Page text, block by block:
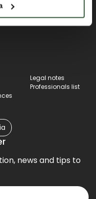
Legal notes
Professionals list
news and tips to